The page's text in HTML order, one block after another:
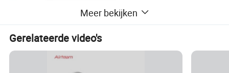
Meer bekijken
Gerelateerde video's